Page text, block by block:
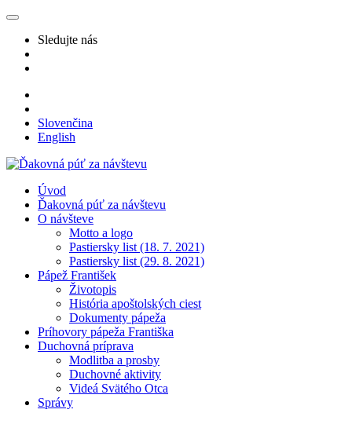
Sledujte nás
Slovenčina
English
Úvod
Ďakovná púť za návštevu
O návšteve
Motto a logo
Pastiersky list (18. 7. 2021)
Pastiersky list (29. 8. 2021)
Pápež František
Životopis
História apoštolských ciest
Dokumenty pápeža
Príhovory pápeža Františka
Duchovná príprava
Modlitba a prosby
Duchovné aktivity
Videá Svätého Otca
Správy